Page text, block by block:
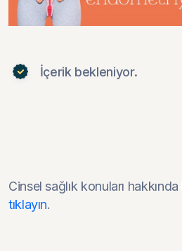
İçerik bekleniyor.
Cinsel sağlık konuları
tıklayın.